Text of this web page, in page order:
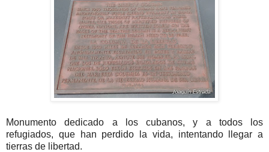
Monumento dedicado a los cubanos, y a todos los
refugiados, que han perdido la vida, intentando llegar a
tierras de libertad.